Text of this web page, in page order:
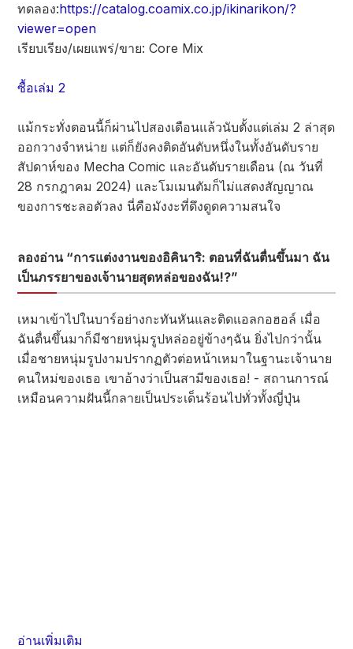
ทดลอง:https://catalog.coamix.co.jp/ikinarikon/?
viewer=open
เรียบเรียง/เผยแพร่/ขาย: Core Mix
ซื้อเล่ม 2
แม้กระทั่งตอนนี้ก็ผ่านไปสองเดือนแล้วนับตั้งแต่เล่ม 2 ล่าสุด
ออกวางจำหน่าย แต่ก็ยังคงติดอันดับหนึ่งในทั้งอันดับราย
สัปดาห์ของ Mecha Comic และอันดับรายเดือน (ณ วันที่
28 กรกฎาคม 2024) และโมเมนตัมก็ไม่แสดงสัญญาณ
ของการชะลอตัวลง นี่คือมังงะที่ดึงดูดความสนใจ
ลองอ่าน “การแต่งงานของอิคินาริ: ตอนที่ฉันตื่นขึ้นมา ฉัน
เป็นภรรยาของเจ้านายสุดหล่อของฉัน!?”
เหมาเข้าไปในบาร์อย่างกะทันหันและติดแอลกอฮอล์ เมื่อ
ฉันตื่นขึ้นมาก็มีชายหนุ่มรูปหล่ออยู่ข้างๆฉัน ยิ่งไปกว่านั้น
เมื่อชายหนุ่มรูปงามปรากฏตัวต่อหน้าเหมาในฐานะเจ้านาย
คนใหม่ของเธอ เขาอ้างว่าเป็นสามีของเธอ! - สถานการณ์
เหมือนความฝันนี้กลายเป็นประเด็นร้อนไปทั่วทั้งญี่ปุ่น
อ่านเพิ่มเติม